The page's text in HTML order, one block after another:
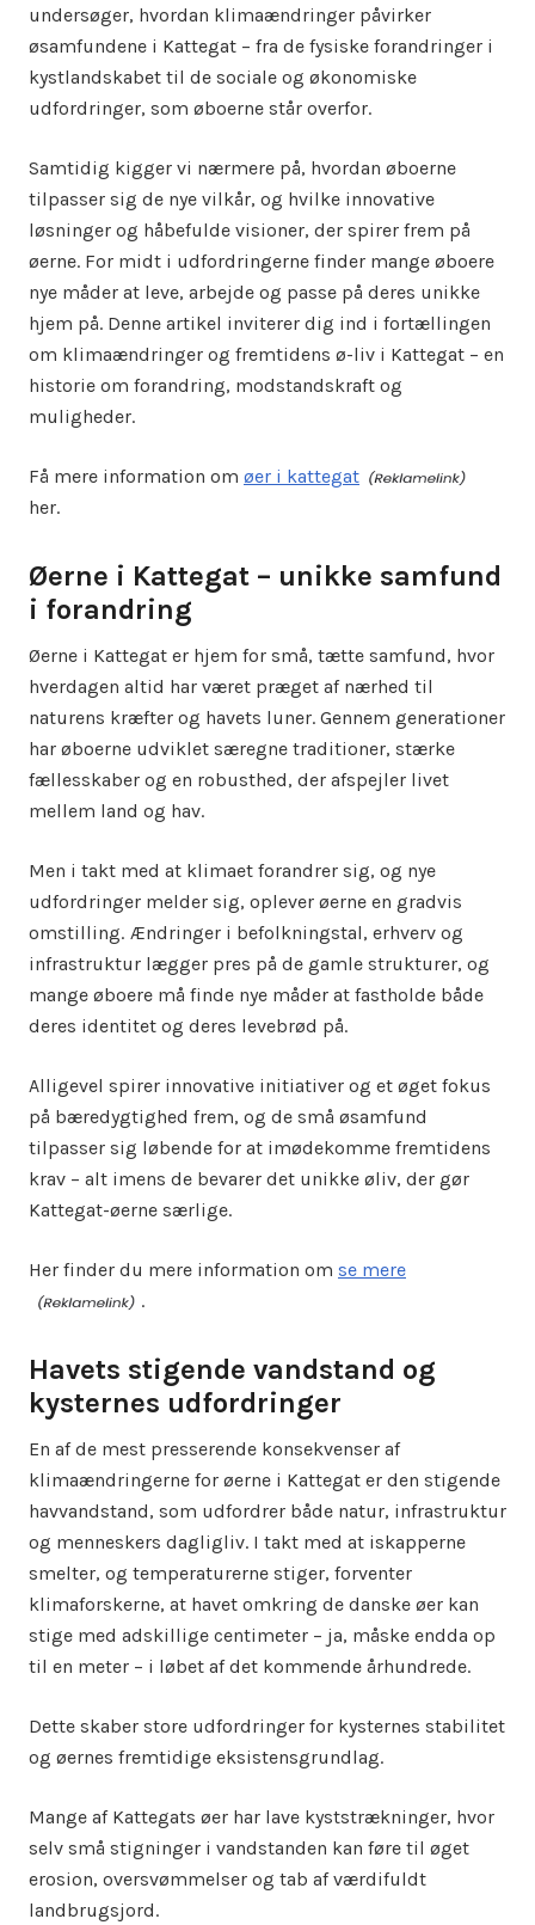
undersøger, hvordan klimaændringer påvirker
øsamfundene i Kattegat – fra de fysiske forandringer i
kystlandskabet til de sociale og økonomiske
udfordringer, som øboerne står overfor.
Samtidig kigger vi nærmere på, hvordan øboerne
tilpasser sig de nye vilkår, og hvilke innovative
løsninger og håbefulde visioner, der spirer frem på
øerne. For midt i udfordringerne finder mange øboere
nye måder at leve, arbejde og passe på deres unikke
hjem på. Denne artikel inviterer dig ind i fortællingen
om klimaændringer og fremtidens ø-liv i Kattegat – en
historie om forandring, modstandskraft og
muligheder.
Få mere information om øer i kattegat
her.
Øerne i Kattegat – unikke samfund
i forandring
Øerne i Kattegat er hjem for små, tætte samfund, hvor
hverdagen altid har været præget af nærhed til
naturens kræfter og havets luner. Gennem generationer
har øboerne udviklet særegne traditioner, stærke
fællesskaber og en robusthed, der afspejler livet
mellem land og hav.
Men i takt med at klimaet forandrer sig, og nye
udfordringer melder sig, oplever øerne en gradvis
omstilling. Ændringer i befolkningstal, erhverv og
infrastruktur lægger pres på de gamle strukturer, og
mange øboere må finde nye måder at fastholde både
deres identitet og deres levebrød på.
Alligevel spirer innovative initiativer og et øget fokus
på bæredygtighed frem, og de små øsamfund
tilpasser sig løbende for at imødekomme fremtidens
krav – alt imens de bevarer det unikke øliv, der gør
Kattegat-øerne særlige.
Her finder du mere information om se mere
.
Havets stigende vandstand og
kysternes udfordringer
En af de mest presserende konsekvenser af
klimaændringerne for øerne i Kattegat er den stigende
havvandstand, som udfordrer både natur, infrastruktur
og menneskers dagligliv. I takt med at iskapperne
smelter, og temperaturerne stiger, forventer
klimaforskerne, at havet omkring de danske øer kan
stige med adskillige centimeter – ja, måske endda op
til en meter – i løbet af det kommende århundrede.
Dette skaber store udfordringer for kysternes stabilitet
og øernes fremtidige eksistensgrundlag.
Mange af Kattegats øer har lave kyststrækninger, hvor
selv små stigninger i vandstanden kan føre til øget
erosion, oversvømmelser og tab af værdifuldt
landbrugsjord.